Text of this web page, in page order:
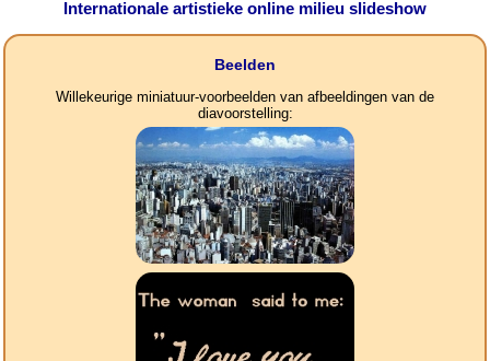
Internationale artistieke online milieu slideshow
Beelden
Willekeurige miniatuur-voorbeelden van afbeeldingen van de
diavoorstelling: